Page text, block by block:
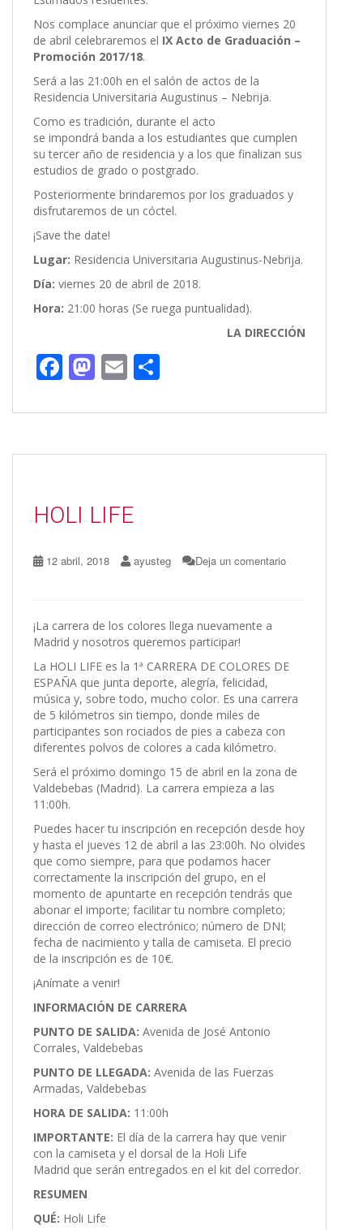
Nos complace anunciar que el próximo viernes 20
de abril celebraremos el IX Acto de Graduación –
Promoción 2017/18.
Será a las 21:00h en el salón de actos de la
Residencia Universitaria Augustinus – Nebrija.
Como es tradición, durante el acto
se impondrá banda a los estudiantes que cumplen
su tercer año de residencia y a los que finalizan sus
estudios de grado o postgrado.
Posteriormente brindaremos por los graduados y
disfrutaremos de un cóctel.
¡Save the date!
Lugar: Residencia Universitaria Augustinus-Nebrija.
Día: viernes 20 de abril de 2018.
Hora: 21:00 horas (Se ruega puntualidad).
LA DIRECCIÓN
F
e
b
k
M
to
d
E
ai
l
m
p
HOLI LIFE
12 abril, 2018 ayusteg Deja un comentario
¡La carrera de los colores llega nuevamente a
Madrid y nosotros queremos participar!
La HOLI LIFE es la 1ª CARRERA DE COLORES DE
ESPAÑA que junta deporte, alegría, felicidad,
música y, sobre todo, mucho color. Es una carrera
de 5 kilómetros sin tiempo, donde miles de
participantes son rociados de pies a cabeza con
diferentes polvos de colores a cada kilómetro.
Será el próximo domingo 15 de abril en la zona de
Valdebebas (Madrid). La carrera empieza a las
11:00h.
Puedes hacer tu inscripción en recepción desde hoy
y hasta el jueves 12 de abril a las 23:00h. No olvides
que como siempre, para que podamos hacer
correctamente la inscripción del grupo, en el
momento de apuntarte en recepción tendrás que
abonar el importe; facilitar tu nombre completo;
dirección de correo electrónico; número de DNI;
fecha de nacimiento y talla de camiseta. El precio
de la inscripción es de 10€.
¡Anímate a venir!
INFORMACIÓN DE CARRERA
PUNTO DE SALIDA: Avenida de José Antonio
Corrales, Valdebebas
PUNTO DE LLEGADA: Avenida de las Fuerzas
Armadas, Valdebebas
HORA DE SALIDA: 11:00h
IMPORTANTE: El día de la carrera hay que venir
con la camiseta y el dorsal de la Holi Life
Madrid que serán entregados en el kit del corredor.
RESUMEN
QUÉ: Holi Life